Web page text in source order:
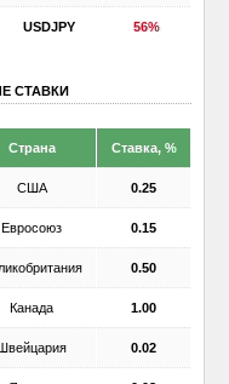
USDJPY 56%
СТАВКИ
Страна Ставка, %
США 0.25
Евросоюз 0.15
0.50
Канада 1.00
0.02